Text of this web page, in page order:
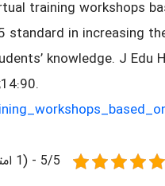
training workshops
standard in increasing
knowledge. J Edu
5/5 - (1 امتیاز)